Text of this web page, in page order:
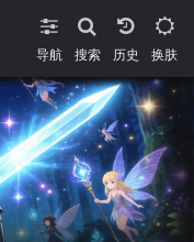
导航 搜索 换肤